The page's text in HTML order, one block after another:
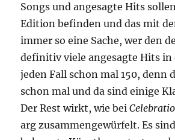
Songs und angesagte Hits
Edition befinden und das mit
immer so eine Sache, wer den
definitiv viele angesagte Hits in
jeden Fall schon mal 150, denn
schon mal und da sind einige
Der Rest wirkt, wie bei
arg zusammengewürfelt. Es